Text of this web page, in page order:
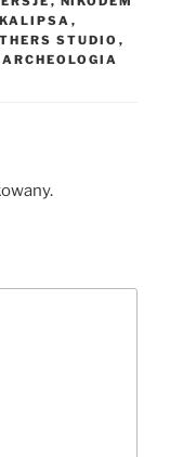
,
STUDIO ,